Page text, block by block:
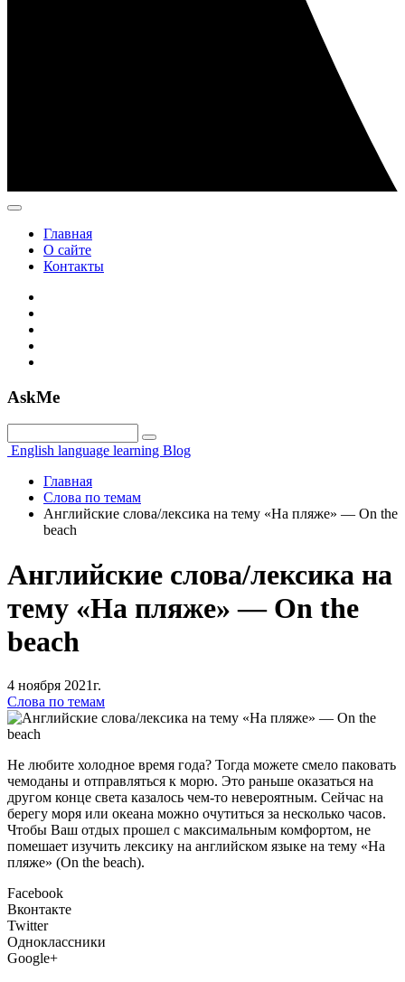
Главная
О сайте
Контакты
AskMe
Форма поиска
English language learning Blog
Главная
Слова по темам
Английские слова/лексика на тему «На пляже» — On the
beach
Английские слова/лексика на
тему «На пляже» — On the
beach
4 ноября 2021г.
Слова по темам
Не любите холодное время года? Тогда можете смело паковать
чемоданы и отправляться к морю. Это раньше оказаться на
другом конце света казалось чем-то невероятным. Сейчас на
берегу моря или океана можно очутиться за несколько часов.
Чтобы Ваш отдых прошел с максимальным комфортом, не
помешает изучить лексику на английском языке на тему «На
пляже» (On the beach).
Facebook
Вконтакте
Twitter
Одноклассники
Google+